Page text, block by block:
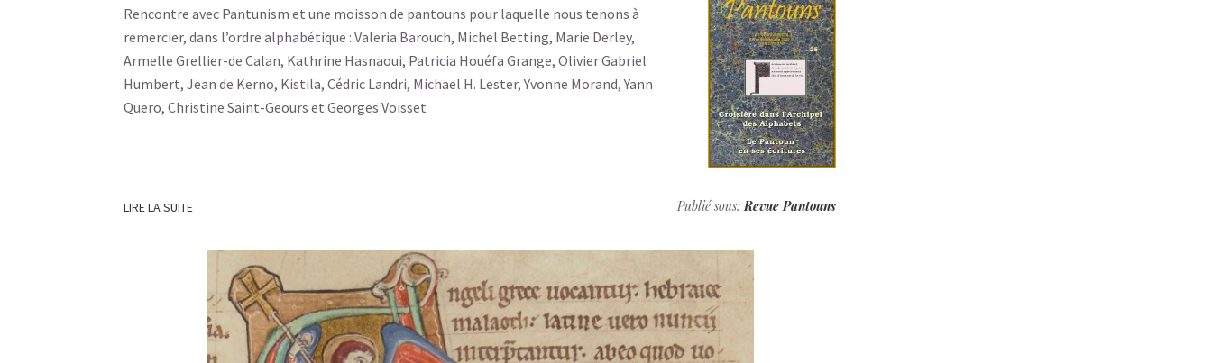
Rencontre avec Pantunism et une moisson de pantouns pour laquelle nous tenons à
remercier, dans l’ordre alphabétique : Valeria Barouch, Michel Betting, Marie Derley,
Armelle Grellier-de Calan, Kathrine Hasnaoui, Patricia Houéfa Grange, Olivier Gabriel
Humbert, Jean de Kerno, Kistila, Cédric Landri, Michael H. Lester, Yvonne Morand, Yann
Quero, Christine Saint-Geours et Georges Voisset
LIRE LA SUITE Publié sous:Revue Pantouns